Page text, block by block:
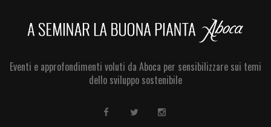
Eventi e approfondimenti voluti da Aboca per sensibilizzare sui temi
dello sviluppo sostenibile